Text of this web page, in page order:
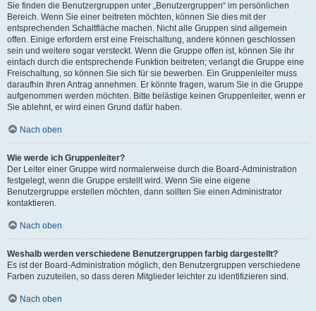
Sie finden die Benutzergruppen unter „Benutzergruppen“ im persönlichen
Bereich. Wenn Sie einer beitreten möchten, können Sie dies mit der
entsprechenden Schaltfläche machen. Nicht alle Gruppen sind allgemein
offen. Einige erfordern erst eine Freischaltung, andere können geschlossen
sein und weitere sogar versteckt. Wenn die Gruppe offen ist, können Sie ihr
einfach durch die entsprechende Funktion beitreten; verlangt die Gruppe eine
Freischaltung, so können Sie sich für sie bewerben. Ein Gruppenleiter muss
daraufhin Ihren Antrag annehmen. Er könnte fragen, warum Sie in die Gruppe
aufgenommen werden möchten. Bitte belästige keinen Gruppenleiter, wenn er
Sie ablehnt, er wird einen Grund dafür haben.
Nach oben
Wie werde ich Gruppenleiter?
Der Leiter einer Gruppe wird normalerweise durch die Board-Administration
festgelegt, wenn die Gruppe erstellt wird. Wenn Sie eine eigene
Benutzergruppe erstellen möchten, dann sollten Sie einen Administrator
kontaktieren.
Nach oben
Weshalb werden verschiedene Benutzergruppen farbig dargestellt?
Es ist der Board-Administration möglich, den Benutzergruppen verschiedene
Farben zuzuteilen, so dass deren Mitglieder leichter zu identifizieren sind.
Nach oben